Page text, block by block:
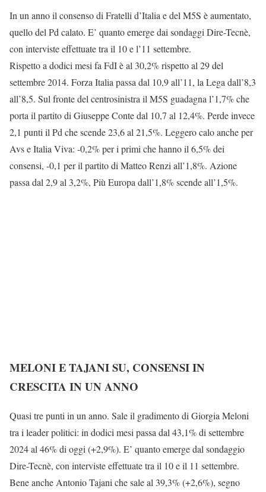
In un anno il consenso di Fratelli d’Italia e del M5S è aumentato,
quello del Pd calato. E’ quanto emerge dai sondaggi Dire-Tecnè,
con interviste effettuate tra il 10 e l’11 settembre.
Rispetto a dodici mesi fa FdI è al 30,2% rispetto al 29 del
settembre 2014. Forza Italia passa dal 10,9 all’11, la Lega dall’8,3
all’8,5. Sul fronte del centrosinistra il M5S guadagna l’1,7% che
porta il partito di Giuseppe Conte dal 10,7 al 12,4%. Perde invece
2,1 punti il Pd che scende 23,6 al 21,5%. Leggero calo anche per
Avs e Italia Viva: -0,2% per i primi che hanno il 6,5% dei
consensi, -0,1 per il partito di Matteo Renzi all’1,8%. Azione
passa dal 2,9 al 3,2%, Più Europa dall’1,8% scende all’1,5%.
MELONI E TAJANI SU, CONSENSI IN
CRESCITA IN UN ANNO
Quasi tre punti in un anno. Sale il gradimento di Giorgia Meloni
tra i leader politici: in dodici mesi passa dal 43,1% di settembre
2024 al 46% di oggi (+2,9%). E’ quanto emerge dal sondaggio
Dire-Tecnè, con interviste effettuate tra il 10 e il 11 settembre.
Bene anche Antonio Tajani che sale al 39,3% (+2,6%), segno